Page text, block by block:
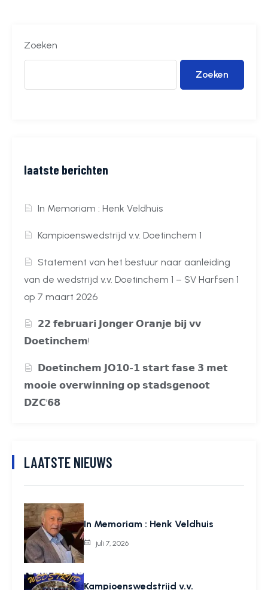
Zoeken
Zoeken
laatste berichten
In Memoriam : Henk Veldhuis
Kampioenswedstrijd v.v. Doetinchem 1
Statement van het bestuur naar aanleiding
van de wedstrijd v.v. Doetinchem 1 – SV Harfsen 1
op 7 maart 2026
𝟮𝟮 𝗳𝗲𝗯𝗿𝘂𝗮𝗿𝗶 𝗝𝗼𝗻𝗴𝗲𝗿 𝗢𝗿𝗮𝗻𝗷𝗲 𝗯𝗶𝗷 𝘃𝘃
𝗗𝗼𝗲𝘁𝗶𝗻𝗰𝗵𝗲𝗺!
𝗗𝗼𝗲𝘁𝗶𝗻𝗰𝗵𝗲𝗺 𝗝𝗢𝟭𝟬-𝟭 𝘀𝘁𝗮𝗿𝘁 𝗳𝗮𝘀𝗲 𝟯 𝗺𝗲𝘁
𝗺𝗼𝗼𝗶𝗲 𝗼𝘃𝗲𝗿𝘄𝗶𝗻𝗻𝗶𝗻𝗴 𝗼𝗽 𝘀𝘁𝗮𝗱𝘀𝗴𝗲𝗻𝗼𝗼𝘁
𝗗𝗭𝗖’𝟲𝟴
LAATSTE NIEUWS
In Memoriam : Henk Veldhuis
juli 7, 2026
Kampioenswedstrijd v.v.